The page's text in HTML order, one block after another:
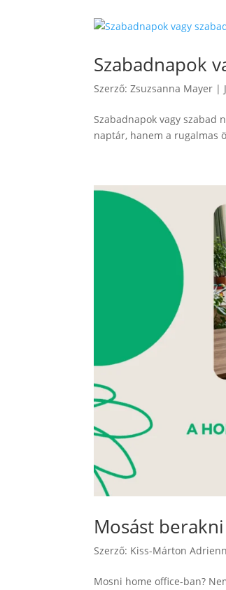
Szabadnapok
Szerző:Zsuzsanna Mayer |
Szabadnapok vagy szabad
naptár, hanem a rugalmas
Mosást
Szerző: Kiss-Márton Adrienn
Mosni home office-ban?